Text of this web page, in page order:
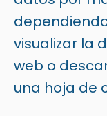
visualizar la
web o
una hoja de